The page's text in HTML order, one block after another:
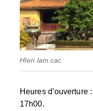
HIen lam cac
Heures d’ouverture
17h00.